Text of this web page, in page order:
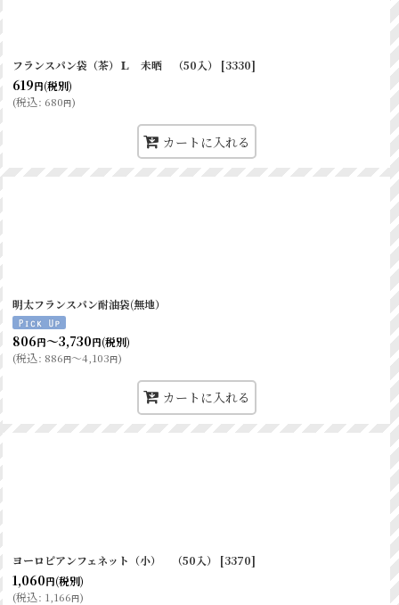
フランスパン袋（茶）Ｌ 未晒 （50入） [3330]
619円(税別)
(税込: 680円)
カートに入れる
明太フランスパン耐油袋(無地）
806円～3,730円(税別)
(税込: 886円～4,103円)
カートに入れる
ヨーロピアンフェネット（小） （50入） [3370]
1,060円(税別)
(税込: 1,166円)